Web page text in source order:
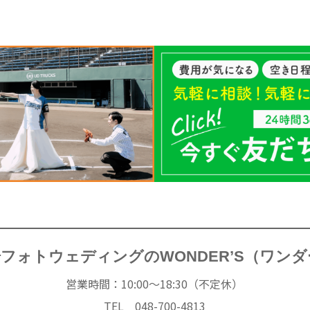
ォトウェディングのWONDER’S（ワン
営業時間：10:00～18:30（不定休）
TEL 048-700-4813